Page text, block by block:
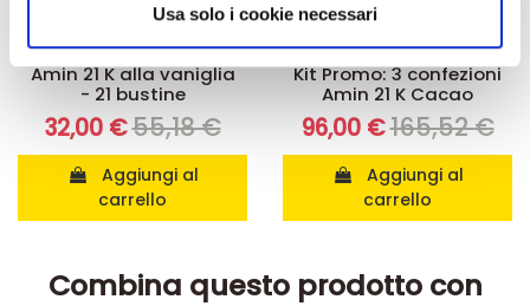
informazioni sul modo in cui utilizza il nostro sito con i
nostri partner che si occupano di analisi dei dati web,
pubblicità e social media, i quali potrebbero combinarle
con altre informazioni che ha fornito loro o che hanno
raccolto dal suo utilizzo dei loro servizi.
Usa solo i cookie necessari
Integratori per dimagrire
Amin 21 K alla vaniglia
- 21 bustine
32,00 €55,18 €
carrello
Kit dimagranti - Diete rapide
Kit Promo: 3 confezioni
Amin 21 K Cacao
96,00 €165,52 €
carrello
Combina questo prodotto con